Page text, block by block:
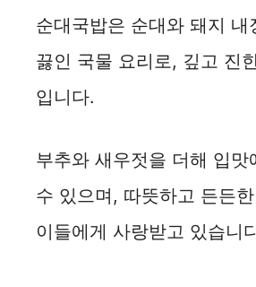
순대국밥은 순대와 돼지 내
끓인 국물 요리로, 깊고 진
입니다.
부추와 새우젓을 더해 입맛
수 있으며, 따뜻하고 든든
이들에게 사랑받고 있습니